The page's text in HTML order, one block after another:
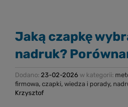
Jaką czapkę
nadruk?
Dodano: 23-02-2026 w kategorii:
firmowa, czapki, wiedza i porady,
Krzysztof